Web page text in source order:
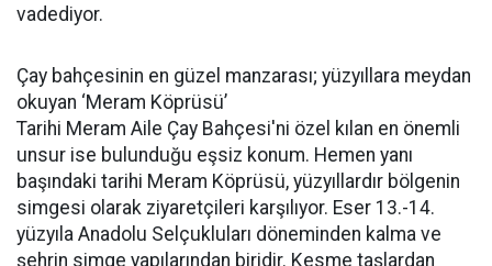
vadediyor.
Çay bahçesinin en güzel manzarası; yüzyıllara meydan
okuyan ‘Meram Köprüsü’
Tarihi Meram Aile Çay Bahçesi'ni özel kılan en önemli
unsur ise bulunduğu eşsiz konum. Hemen yanı
başındaki tarihi Meram Köprüsü, yüzyıllardır bölgenin
simgesi olarak ziyaretçileri karşılıyor. Eser 13.-14.
yüzyıla Anadolu Selçukluları döneminden kalma ve
şehrin simge yapılarından biridir. Kesme taşlardan